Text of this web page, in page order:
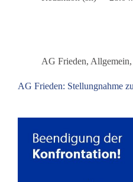
AG Frieden, Allgemein,
AG Frieden: Stellungnahme